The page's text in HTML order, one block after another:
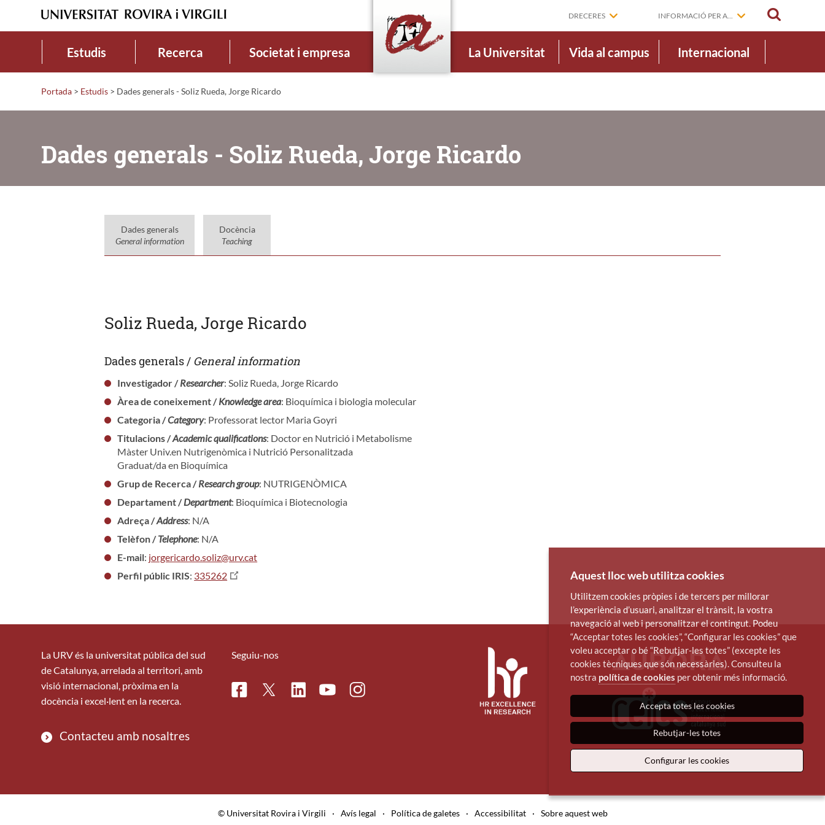
DRECERES INFORMACIÓ PER A...
Estudis Recerca Societat i empresa La Universitat Vida al campus Internacional
Portada > Estudis > Dades generals - Soliz Rueda, Jorge Ricardo
Dades generals - Soliz Rueda, Jorge Ricardo
Dades generals
General information
Docència
Teaching
Soliz Rueda, Jorge Ricardo
Dades generals / General information
Investigador /Researcher: Soliz Rueda, Jorge Ricardo
Àrea de coneixement /Knowledge area: Bioquímica i biologia molecular
Categoria /Category: Professorat lector Maria Goyri
Titulacions /Academic qualifications: Doctor en Nutrició i Metabolisme
Màster Univ.en Nutrigenòmica i Nutrició Personalitzada
Graduat/da en Bioquímica
Grup de Recerca /Research group: NUTRIGENÒMICA
Departament /Department: Bioquímica i Biotecnologia
Adreça /Address: N/A
Telèfon /Telephone: N/A
E-mail: jorgericardo.soliz@urv.cat
Perfil públic IRIS: 335262
La URV és la universitat pública del sud
de Catalunya, arrelada al territori, amb
visió internacional, pròxima en la
docència i excel·lent en la recerca.
Contacteu amb nosaltres
Seguiu-nos
FacebookTwitterLinkedinYoutubeInstagram
© Universitat Rovira i Virgili · Avís legal · Política de galetes · Accessibilitat · Sobre aquest web
Aquest lloc web utilitza cookies
Utilitzem cookies pròpies i de tercers per millorar
l’experiència d’usuari, analitzar el trànsit, la vostra
navegació al web i personalitzar el contingut. Podeu
“Acceptar totes les cookies”, “Configurar les cookies” que
voleu acceptar o bé “Rebutjar-les totes” (excepte les
cookies tècniques que són necessàries). Consulteu la
nostra política de cookies per obtenir més informació.
Accepta totes les cookies
Rebutjar-les totes
Configurar les cookies